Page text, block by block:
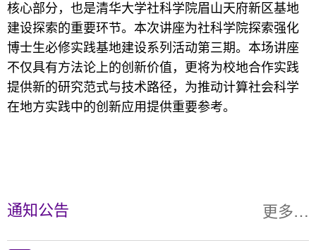
通知公告 更多…
核心部分，也是清华大学社科学院眉山天府新区基地
建设探索的重要环节。本次讲座为社科学院探索强化
博士生必修实践基地建设系列活动第三期。本场讲座
不仅具有方法论上的创新价值，更将为校地合作实践
提供新的研究范式与技术路径，为推动计算社会科学
在地方实践中的创新应用提供重要参考。